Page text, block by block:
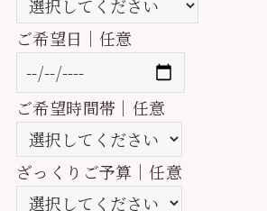
ご希望日｜任意
ご希望時間帯｜任意
ざっくりご予算｜任意